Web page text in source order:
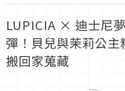
LUPICIA × 迪士尼
彈！貝兒與茉莉公
搬回家蒐藏